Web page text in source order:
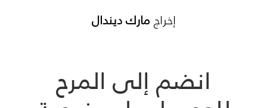
إخراجمارك ديندال
انضم إلى المرح